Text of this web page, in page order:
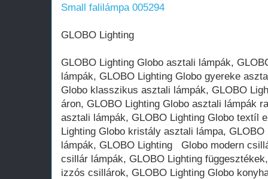
Small falilámpa 005294
GLOBO Lighting
GLOBO Lighting Globo asztali lámpák,
lámpák, GLOBO Lighting Globo gyereke
Globo klasszikus asztali lámpák, GLOBO
áron, GLOBO Lighting Globo asztali lámpák
asztali lámpák, GLOBO Lighting Globo textíl
Lighting Globo kristály asztali lámpa,
lámpák, GLOBO Lighting Globo modern
csillár lámpák, GLOBO Lighting
izzós csillárok, GLOBO Lighting Globo